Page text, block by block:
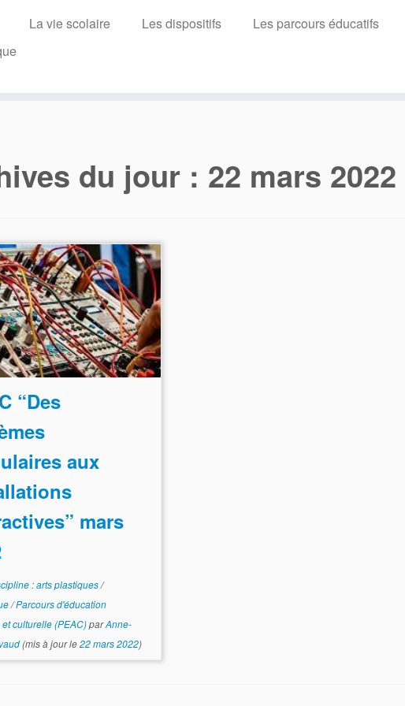
La vie scolaire Les dispositifs Les parcours éducatifs
du jour : 22 mars 2022
“Des
aux
mars
: arts plastiques/
/Parcours d'éducation
et culturelle (PEAC)parAnne-
(mis à jour le22 mars 2022)